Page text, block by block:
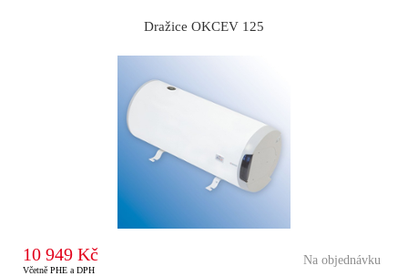
Dražice OKCEV 125
10 949 Kč
Včetně PHE a DPH
Na objednávku